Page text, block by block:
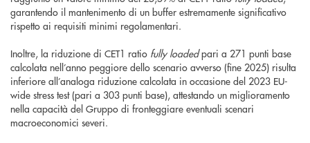
garantendo il mantenimento di un buffer estremamente significativo
rispetto ai requisiti minimi regolamentari.
Inoltre, la riduzione di CET1 ratio fully loadedpari a 271 punti base
calcolata nell’anno peggiore dello scenario avverso (fine 2025) risulta
inferiore all’analoga riduzione calcolata in occasione del 2023 EU-
wide stress test (pari a 303 punti base), attestando un miglioramento
nella capacità del Gruppo di fronteggiare eventuali scenari
macroeconomici severi.